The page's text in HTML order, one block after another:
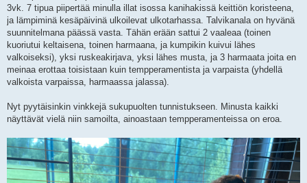
t
3vk. 7 tipua piipertää minulla illat isossa kanihakissä keittiön koristeena,
ja lämpiminä kesäpäivinä ulkoilevat ulkotarhassa. Talvikanala on hyvänä
suunnitelmana päässä vasta. Tähän erään sattui 2 vaaleaa (toinen
kuoriutui keltaisena, toinen harmaana, ja kumpikin kuivui lähes
valkoiseksi), yksi ruskeakirjava, yksi lähes musta, ja 3 harmaata joita en
meinaa erottaa toisistaan kuin tempperamentista ja varpaista (yhdellä
valkoista varpaissa, harmaassa jalassa).
Nyt pyytäisinkin vinkkejä sukupuolten tunnistukseen. Minusta kaikki
näyttävät vielä niin samoilta, ainoastaan tempperamenteissa on eroa.